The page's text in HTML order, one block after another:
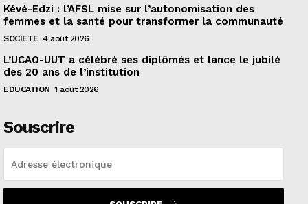
Kévé-Edzi : l’AFSL mise sur l’autonomisation des
femmes et la santé pour transformer la communauté
SOCIETE 4 août 2026
L’UCAO-UUT a célébré ses diplômés et lance le jubilé
des 20 ans de l’institution
EDUCATION 1 août 2026
Souscrire